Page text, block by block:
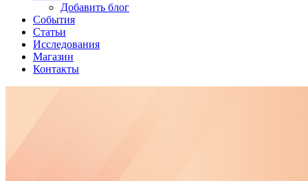
Добавить блог
События
Статьи
Исследования
Магазин
Контакты